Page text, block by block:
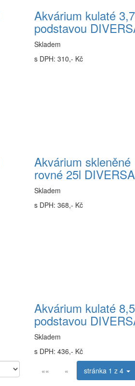
Akvárium kulaté
podstavou
Skladem
s DPH: 310,- Kč
Akvárium skleněné
rovné 25l DIVERSA
Skladem
s DPH: 368,- Kč
Akvárium kulaté
podstavou
Skladem
s DPH: 436,- Kč
««
« stránka 1 z 4